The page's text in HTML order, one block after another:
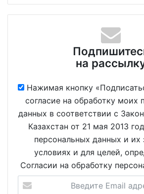
на
Нажимая кнопку
согласие на обработку моих
данных в соответствии с
Казахстан от 21 мая 2013
персональных данных и их
условиях и для целей,
Согласии на обработку